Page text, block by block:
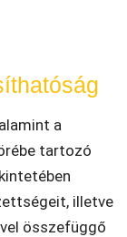
a
tartozó
illetve
összefüggő